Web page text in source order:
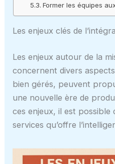
Former les équipes
Les enjeux clés de
Les enjeux autour de la
concernent divers
bien gérés, peuvent
une nouvelle ère de
ces enjeux, il est possible
services qu’offre